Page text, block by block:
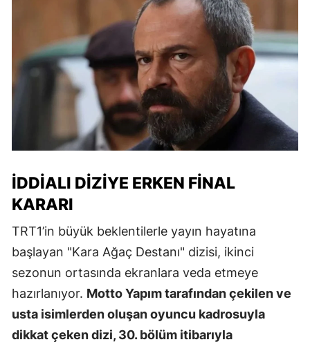
İDDIALI DIZIYE ERKEN FINAL
KARARI
TRT1’in büyük beklentilerle yayın hayatına
başlayan "Kara Ağaç Destanı" dizisi, ikinci
sezonun ortasında ekranlara veda etmeye
hazırlanıyor. Motto Yapım tarafından çekilen ve
usta isimlerden oluşan oyuncu kadrosuyla
dikkat çeken dizi, 30. bölüm itibarıyla